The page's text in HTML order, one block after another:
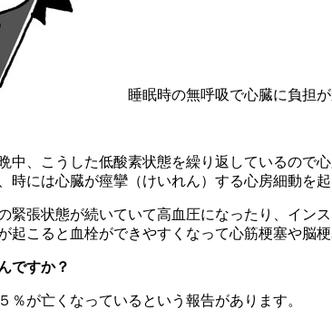
睡眠時の無呼吸で心臓に負担
、こうした低酸素状態を繰り返しているので
には心臓が痙攣（けいれん）する心房細動を
張状態が続いていて高血圧になったり、イン
こると血栓ができやすくなって心筋梗塞や脳
ですか？
が亡くなっているという報告があります。